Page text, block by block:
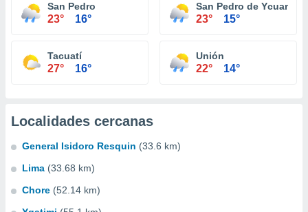
San Pedro
23° 16°
San Pedro de
23° 15°
Tacuatí
27° 16°
Unión
22° 14°
Localidades cercanas
General Isidoro Resquin (33.6 km)
Lima (33.68 km)
Chore (52.14 km)